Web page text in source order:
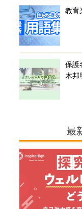
教育
保護
木邦
最